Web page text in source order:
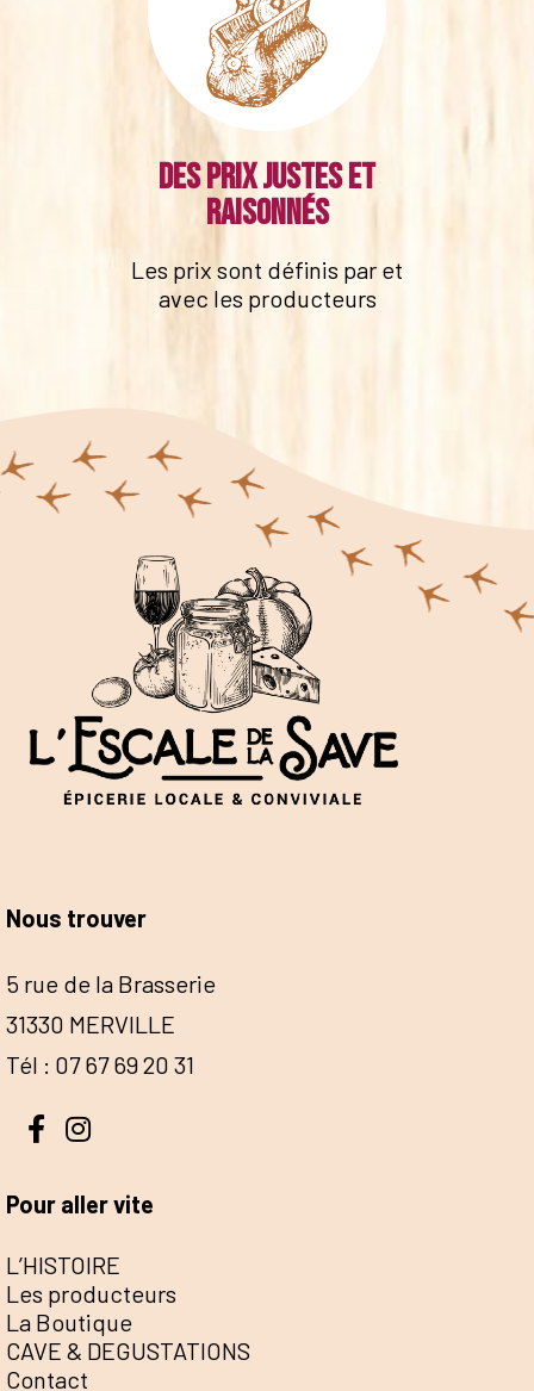
Des prix justes et
raisonnés
Les prix sont définis par et
avec les producteurs
Nous trouver
5 rue de la Brasserie
31330 MERVILLE
Tél : 07 67 69 20 31
Pour aller vite
L’HISTOIRE
Les producteurs
La Boutique
CAVE & DEGUSTATIONS
Contact